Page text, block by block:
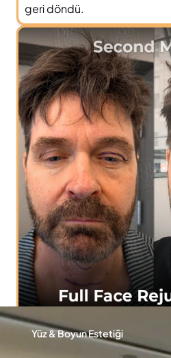
geri döndü.
Yüz & Boyun Estetiği